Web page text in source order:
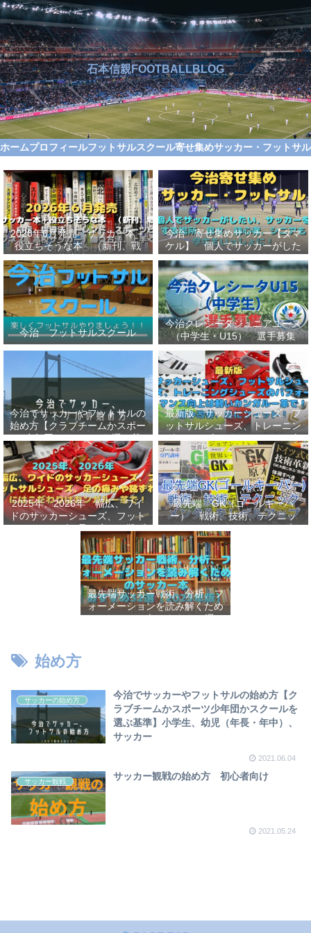
石本信親FOOTBALLBLOG
ホームプロフィールフットサルスクール寄せ集めサッカー・フット
2026年6月発売 サッカー本＋
役立ちそうな本 （新刊、戦
術、自伝、指導法、トレンド、
スポーツビジネス、高校サッカ
ー）勝つ方法、上手くなる方法
を見つけよう！
今治 寄せ集めサッカー【タマ
ケル】 個人でサッカーがした
い、サッカーをする場所、男
女、初心者、シニアも学生もい
っしょに！【タマケル】
今治 フットサルスクール
今治クレシータジュニアユース
（中学生・U15） 選手募集
今治でサッカーやフットサルの
始め方【クラブチームかスポー
ツ少年団かスクールを選ぶ基
準】小学生、幼児（年長・年
中）、サッカー
最新版 サッカーシューズ、フ
ットサルシューズ、トレーニン
グシューズのパフォーマンス向
上は軽いカンガルー革で！痛み
改善、足にフィット！
2025年、2026年 幅広、ワイ
ドのサッカーシューズ、フット
サルシューズ、足の痛みや靴ず
れにはこだわりはカンガルー革
で！
最先端 GK（ゴールキーパ
ー） 戦術、技術、テクニッ
ク、メンタルをレベルアップし
世界基準へ 練習メニューなど
選手、指導者おすすめ本 11
選
最先端サッカー戦術、分析、フ
ォーメーションを読み解くため
のサッカー本おすすめ32選
始め方
サッカーの始め方
今治でサッカーやフットサルの始め方【ク
ラブチームかスポーツ少年団かスクールを
選ぶ基準】小学生、幼児（年長・年中）、
サッカー
2021.06.04
サッカー観戦 サッカー観戦の始め方 初心者向け
2021.05.24